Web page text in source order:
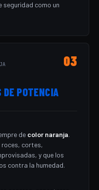
seguridad como un
DE POTENCIA
03
de color naranja.
roces, cortes,
y que los
contra la humedad.